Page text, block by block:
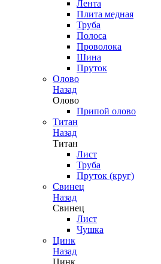
Лента
Плита медная
Труба
Полоса
Проволока
Шина
Пруток
Олово
Назад
Олово
Припой олово
Титан
Назад
Титан
Лист
Труба
Пруток (круг)
Свинец
Назад
Свинец
Лист
Чушка
Цинк
Назад
Цинк